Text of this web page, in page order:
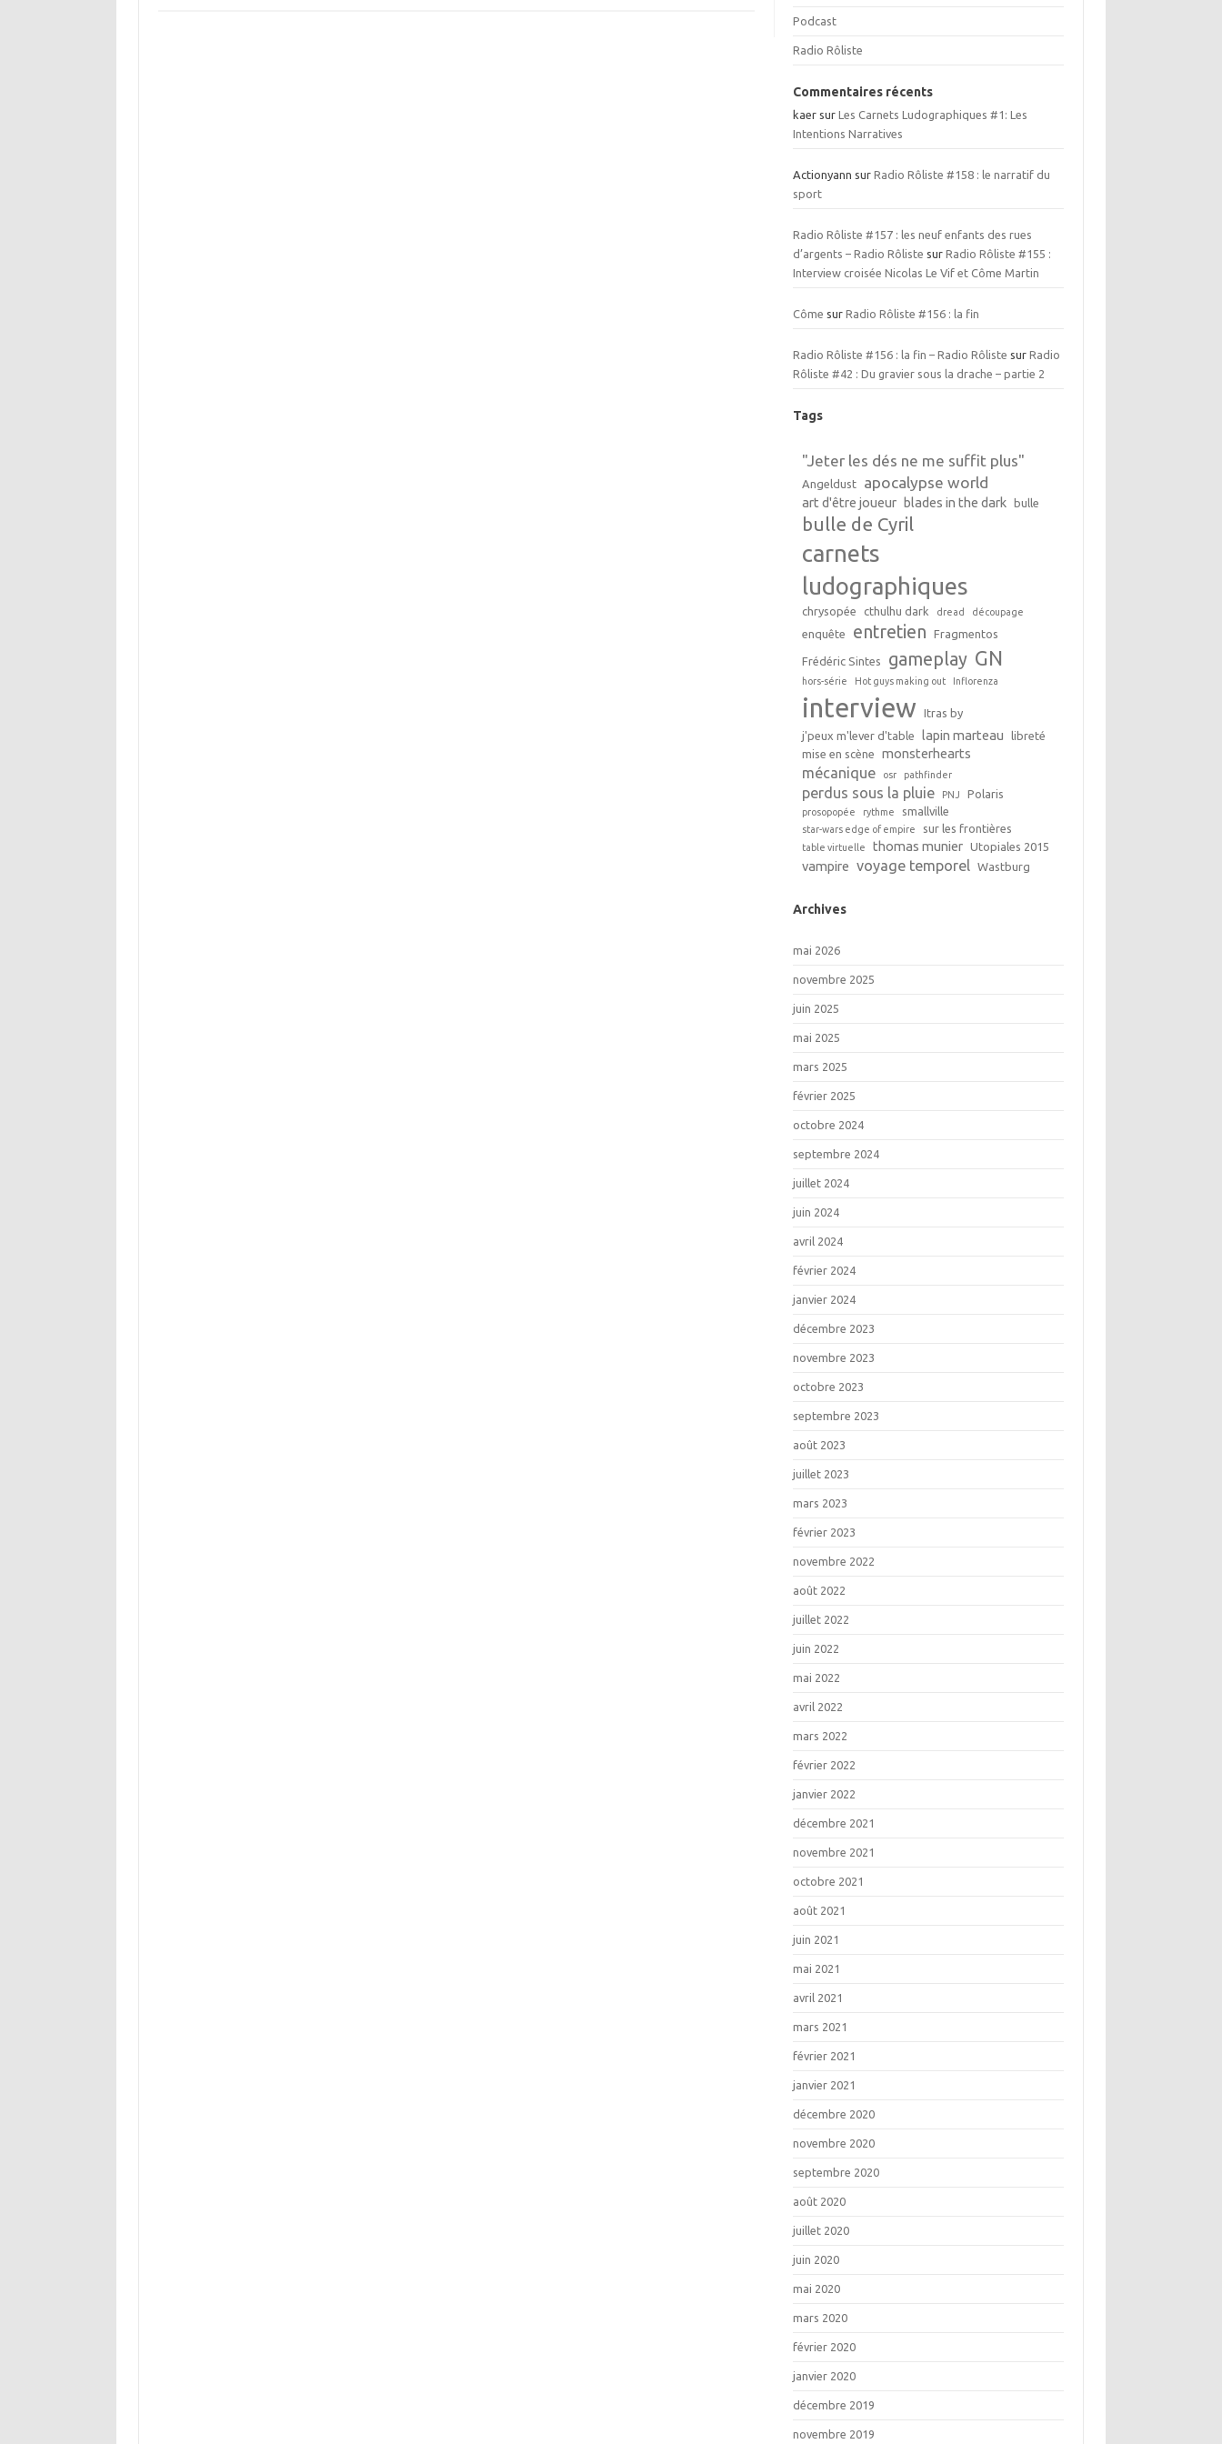
Podcast
Radio Rôliste
Commentaires récents
kaer surLes Carnets Ludographiques #1: Les
Intentions Narratives
Actionyann surRadio Rôliste #158 : le narratif du
sport
Radio Rôliste #157 : les neuf enfants des rues
d’argents – Radio Rôliste surRadio Rôliste #155 :
Interview croisée Nicolas Le Vif et Côme Martin
Côme surRadio Rôliste #156 : la fin
Radio Rôliste #156 : la fin – Radio Rôliste surRadio
Rôliste #42 : Du gravier sous la drache – partie 2
Tags
"Jeter les dés ne me suffit plus"
Angeldust apocalypse world
art d'être joueur blades in the dark bulle
bulle de Cyril
carnets
ludographiques
chrysopée cthulhu dark dread découpage
enquête entretien Fragmentos
Frédéric Sintes gameplay GN
hors-série Hot guys making out Inflorenza
interview
Itras by
j'peux m'lever d'table
lapin marteau
libreté
mise en scène
monsterhearts
mécanique osr pathfinder
perdus sous la pluie PNJ Polaris
prosopopée rythme smallville
star-wars edge of empire sur les frontières
table virtuelle thomas munier Utopiales 2015
vampire voyage temporel Wastburg
Archives
mai 2026
novembre 2025
juin 2025
mai 2025
mars 2025
février 2025
octobre 2024
septembre 2024
juillet 2024
juin 2024
avril 2024
février 2024
janvier 2024
décembre 2023
novembre 2023
octobre 2023
septembre 2023
août 2023
juillet 2023
mars 2023
février 2023
novembre 2022
août 2022
juillet 2022
juin 2022
mai 2022
avril 2022
mars 2022
février 2022
janvier 2022
décembre 2021
novembre 2021
octobre 2021
août 2021
juin 2021
mai 2021
avril 2021
mars 2021
février 2021
janvier 2021
décembre 2020
novembre 2020
septembre 2020
août 2020
juillet 2020
juin 2020
mai 2020
mars 2020
février 2020
janvier 2020
décembre 2019
novembre 2019